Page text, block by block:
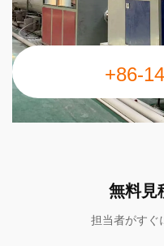
+86-
無料見
担当者がすぐ